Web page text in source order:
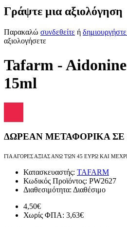
Γράψτε μια αξιολόγηση
Παρακαλώ συνδεθείτε ή
αξιολογήσετε
Tafarm -
15ml
ΔΩΡΕΑΝ ΜΕΤΑΦΟΡΙΚΑ
ΓΙΑ ΑΓΟΡΕΣ ΑΞΙΑΣ ΑΝΩ ΤΩΝ 45 ΕΥΡΩ ΚΑΙ
Κατασκευαστής: TAFARM
Κωδικός Προϊόντος: PW2627
Διαθεσιμότητα: Διαθέσιμο
4,50€
Χωρίς ΦΠΑ: 3,63€